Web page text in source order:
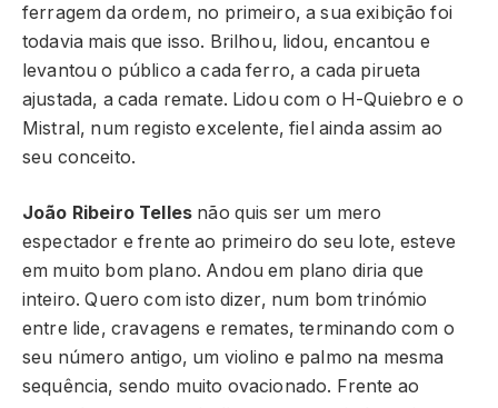
ferragem da ordem, no primeiro, a sua exibição foi
todavia mais que isso. Brilhou, lidou, encantou e
levantou o público a cada ferro, a cada pirueta
ajustada, a cada remate. Lidou com o H-Quiebro e o
Mistral, num registo excelente, fiel ainda assim ao
seu conceito.
João Ribeiro Telles não quis ser um mero
espectador e frente ao primeiro do seu lote, esteve
em muito bom plano. Andou em plano diria que
inteiro. Quero com isto dizer, num bom trinómio
entre lide, cravagens e remates, terminando com o
seu número antigo, um violino e palmo na mesma
sequência, sendo muito ovacionado. Frente ao